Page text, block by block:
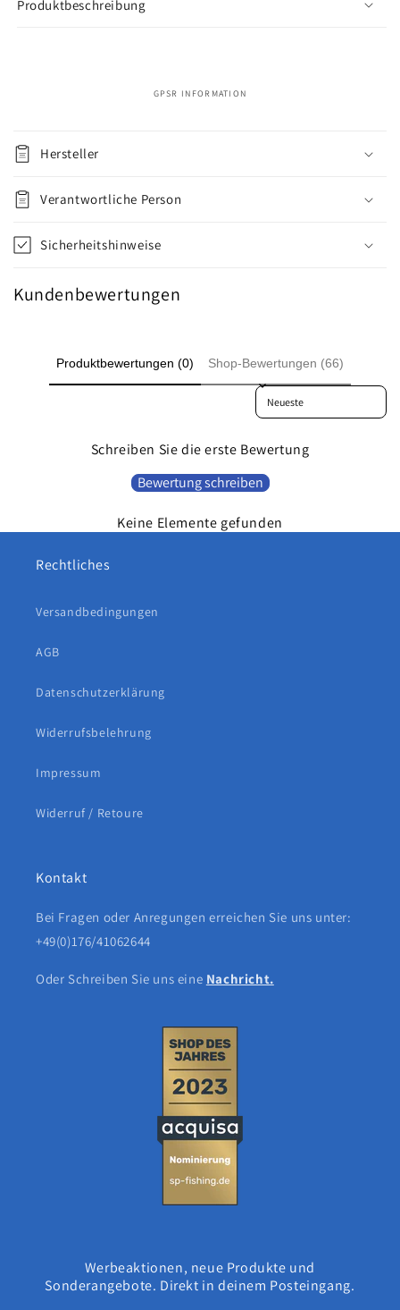
Produktbeschreibung
GPSR INFORMATION
i
k
a
p
Hersteller
Verantwortliche Person
Sicherheitshinweise
Kundenbewertungen
Produktbewertungen (0) Shop-Bewertungen (66)
Sort reviews by
Schreiben Sie die erste Bewertung
Bewertung schreiben
Keine Elemente gefunden
Rechtliches
Versandbedingungen
AGB
Datenschutzerklärung
Widerrufsbelehrung
Impressum
Widerruf / Retoure
Kontakt
Bei Fragen oder Anregungen erreichen Sie uns unter:
+49(0)176/41062644
Oder Schreiben Sie uns eine Nachricht.
Werbeaktionen, neue Produkte und
Sonderangebote. Direkt in deinem Posteingang.